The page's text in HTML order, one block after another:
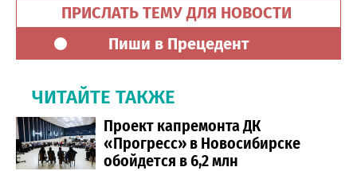
ПРИСЛАТЬ ТЕМУ ДЛЯ НОВОСТИ
Пиши в Прецедент
ЧИТАЙТЕ ТАКЖЕ
Проект капремонта ДК
«Прогресс» в Новосибирске
обойдется в 6,2 млн